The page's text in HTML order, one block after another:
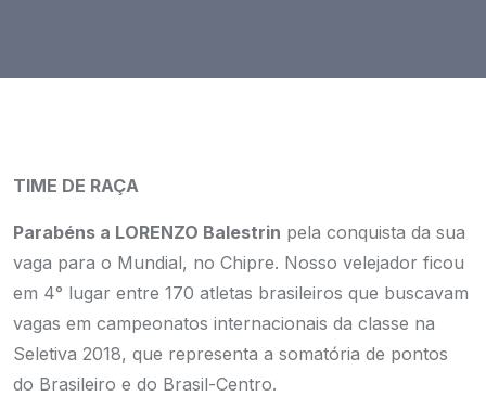
TIME DE RAÇA
Parabéns a LORENZO Balestrin pela conquista da sua
vaga para o Mundial, no Chipre. Nosso velejador ficou
em 4° lugar entre 170 atletas brasileiros que buscavam
vagas em campeonatos internacionais da classe na
Seletiva 2018, que representa a somatória de pontos
do Brasileiro e do Brasil-Centro.